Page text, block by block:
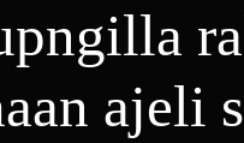
ajeli